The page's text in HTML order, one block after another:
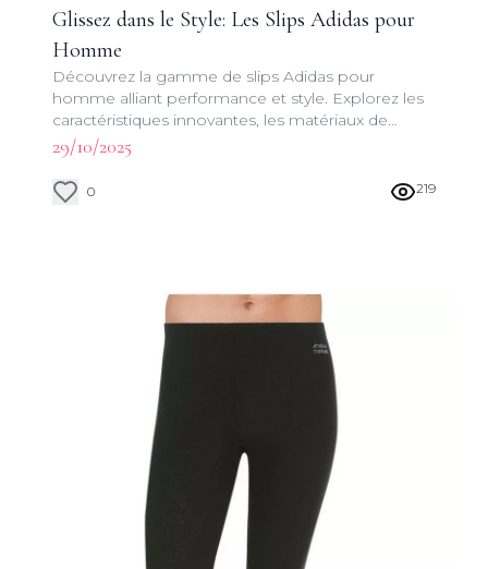
Glissez dans le Style: Les Slips Adidas pour
Homme
Découvrez la gamme de slips Adidas pour
homme alliant performance et style. Explorez les
caractéristiques innovantes, les matériaux de
qualité et les designs modernes qui font de ces
sous-vêtements un must-have pour tout homme
actif.
29/10/2025
0 219